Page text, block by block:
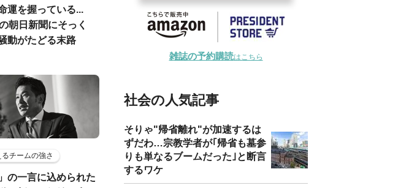
運を握っている...
朝日新聞にそっく
動がたどる末路
チームの強さ
の一言に込められた
雑誌の予約購読はこちら
社会の人気記事
そりゃ"帰省離れ"が加速するは
ずだわ…宗教学者が｢帰省も墓参
りも単なるブームだった｣と断言
するワケ